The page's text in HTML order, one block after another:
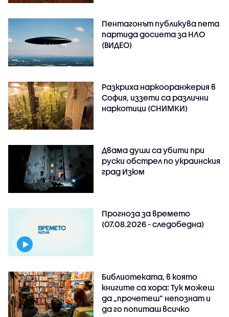
Пентагонът публикува пета
партида досиета за НЛО
(ВИДЕО)
Разкриха наркооранжерия в
София, иззети са различни
наркотици (СНИМКИ)
Двама души са убити при
руски обстрeл по украинския
град Изюм
Прогноза за времето
(07.08.2026 - следобедна)
Библиотеката, в която
книгите са хора: Тук можеш
да „прочетеш“ непознат и
да го попиташ всичко